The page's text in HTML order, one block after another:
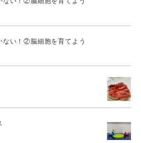
ない！②脳細胞を育てよう